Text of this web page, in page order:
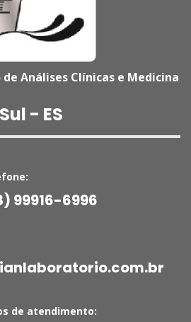
Análises Clínicas e Medicina
- ES
99916-6996
de atendimento: